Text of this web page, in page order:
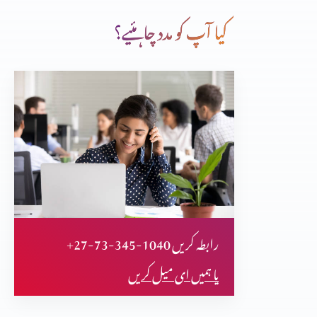
یسوع کی صورت بدل جانا
شاگردوں کا یسوع کے مسیح ہونے کا اقرار
پانچ ہزار کو کھانا کھلانا
شگردوں کی تربیت
کیا آپ کو مدد چاہئیے؟
+27-73-345-1040 رابطہ کریں
یا ہمیں ای میل کریں